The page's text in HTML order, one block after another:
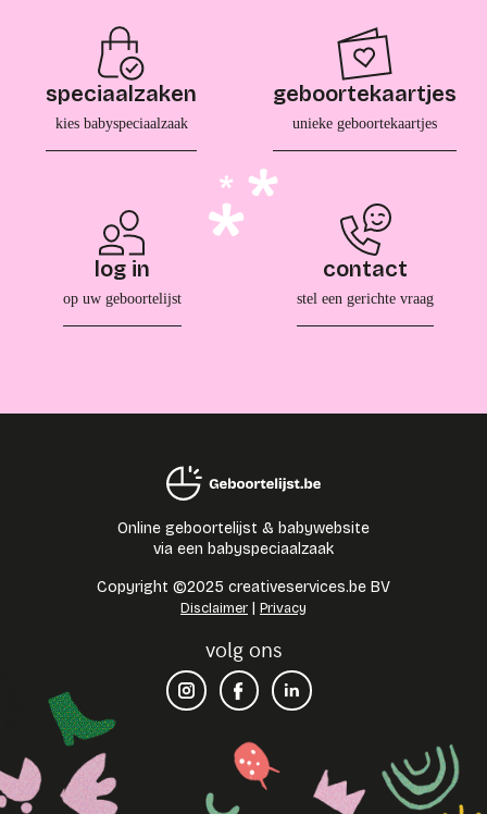
speciaalzaken
kies babyspeciaalzaak
geboortekaartjes
unieke geboortekaartjes
log in
op uw geboortelijst
contact
stel een gerichte vraag
Online geboortelijst & babywebsite
via een babyspeciaalzaak
Copyright ©2025 creativeservices.be BV
Disclaimer | Privacy
volg ons